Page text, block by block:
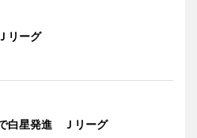
リーグ
白星発進 Ｊリーグ